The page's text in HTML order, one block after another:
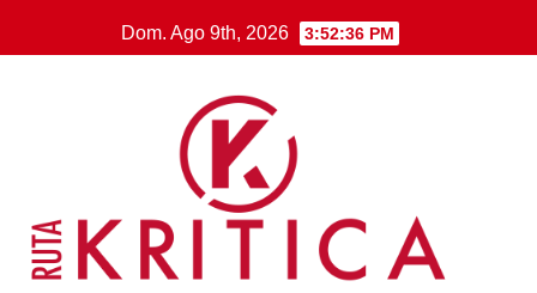
al
Dom. Ago 9th, 2026 3:52:37 PM